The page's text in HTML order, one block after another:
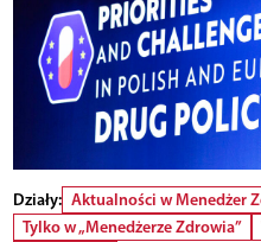
Działy: Aktualności w Menedżer
Tylko w „Menedżerze Zdrowia”